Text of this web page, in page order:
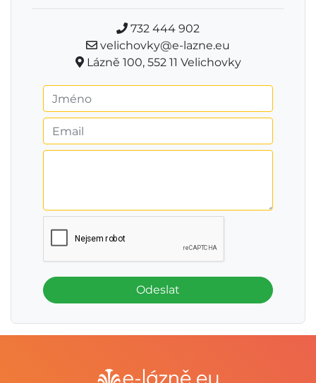
732 444 902
velichovky@e-lazne.eu
Lázně 100, 552 11 Velichovky
Odeslat